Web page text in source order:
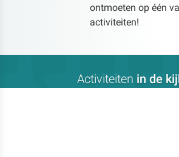
ontmoeten op één
activiteiten!
Activiteiten in de